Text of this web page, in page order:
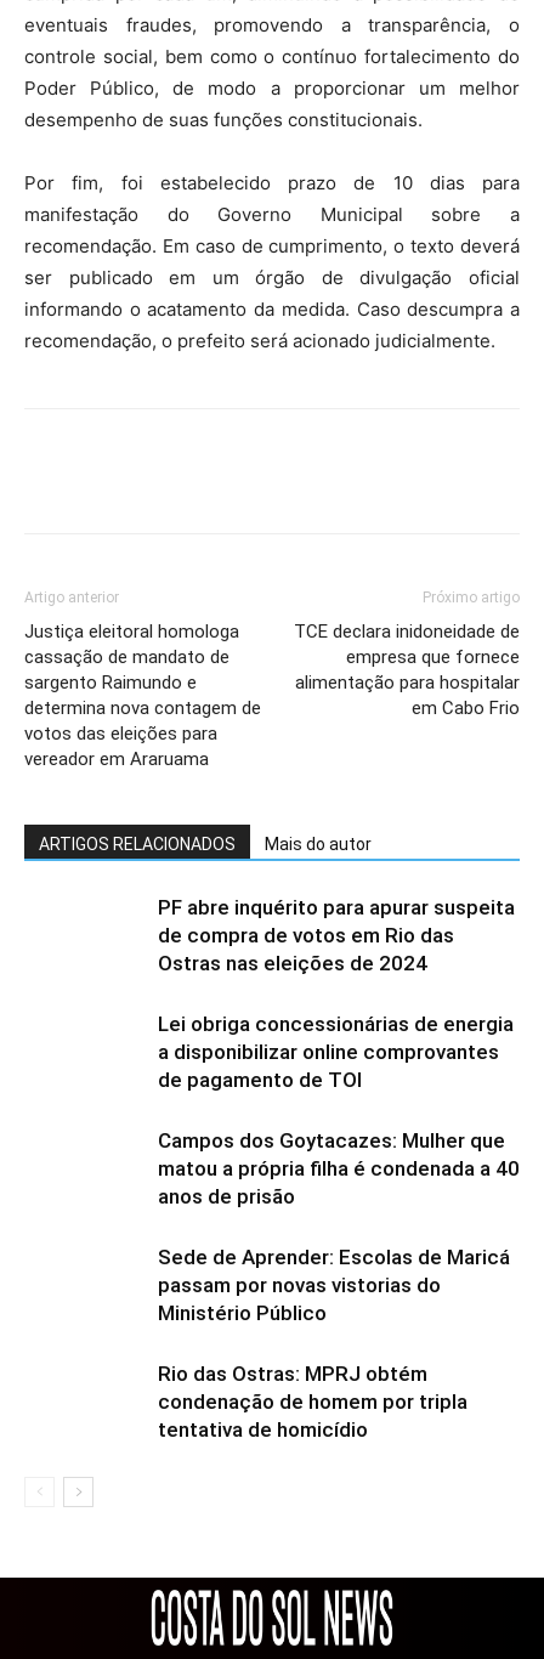
eventuais fraudes, promovendo a transparência, o
controle social, bem como o contínuo fortalecimento do
Poder Público, de modo a proporcionar um melhor
desempenho de suas funções constitucionais.
Por fim, foi estabelecido prazo de 10 dias para
manifestação do Governo Municipal sobre a
recomendação. Em caso de cumprimento, o texto deverá
ser publicado em um órgão de divulgação oficial
informando o acatamento da medida. Caso descumpra a
recomendação, o prefeito será acionado judicialmente.
Artigo anterior
Justiça eleitoral homologa
cassação de mandato de
sargento Raimundo e
determina nova contagem de
votos das eleições para
vereador em Araruama
Próximo artigo
TCE declara inidoneidade de
empresa que fornece
alimentação para hospitalar
em Cabo Frio
ARTIGOS RELACIONADOS Mais do autor
PF abre inquérito para apurar suspeita
de compra de votos em Rio das
Ostras nas eleições de 2024
Lei obriga concessionárias de energia
a disponibilizar online comprovantes
de pagamento de TOI
Campos dos Goytacazes: Mulher que
matou a própria filha é condenada a 40
anos de prisão
Sede de Aprender: Escolas de Maricá
passam por novas vistorias do
Ministério Público
Rio das Ostras: MPRJ obtém
condenação de homem por tripla
tentativa de homicídio